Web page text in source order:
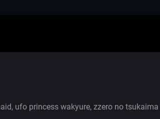
, ufo princess wakyure, zzero no tsukaima